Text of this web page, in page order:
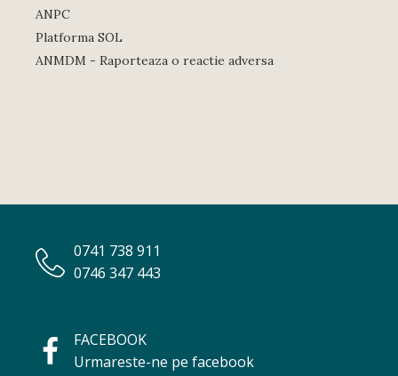
ANPC
Platforma SOL
ANMDM - Raporteaza o reactie adversa
0741 738 911
0746 347 443
FACEBOOK
Urmareste-ne pe facebook